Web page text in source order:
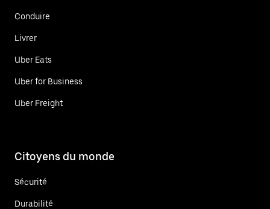
Conduire
Livrer
Uber Eats
Uber for Business
Uber Freight
Citoyens du monde
Sécurité
Durabilité